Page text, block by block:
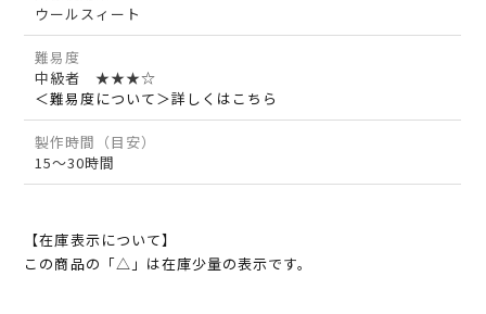
ウールスィート
難易度
中級者 ★★★☆
＜難易度について＞詳しくはこちら
製作時間（目安）
15～30時間
【在庫表示について】
この商品の「△」は在庫少量の表示です。